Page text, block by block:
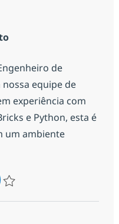
de
equipe de
experiência com
e Python, esta é
um ambiente
Engineer - Porto